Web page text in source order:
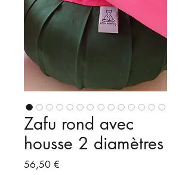
Zafu rond avec
housse 2 diamètres
56,50 €